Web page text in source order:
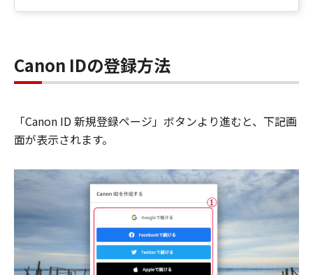
Canon IDの登録方法
「Canon ID 新規登録ページ」ボタンより進むと、下記画
面が表示されます。